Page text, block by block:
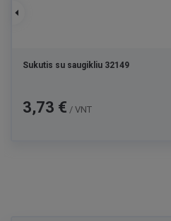
Sukutis su saugikliu 32149
Kaina
3,73 € / VNT